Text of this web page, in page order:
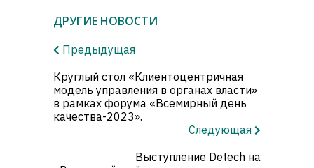
ДРУГИЕ НОВОСТИ
Предыдущая
Круглый стол «Клиентоцентричная
модель управления в органах власти»
в рамках форума «Всемирный день
качества-2023».
Следующая
Выступление Detech на